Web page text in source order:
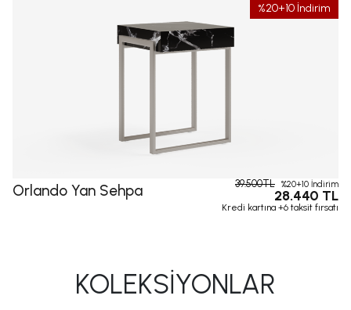
%20+10 İndirim
Orlando Yan Sehpa 39.500TL %20+10 İndirim
28.440 TL
Kredi kartına +6 taksit fırsatı
KOLEKSİYONLAR